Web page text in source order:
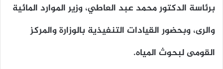
برئاسة الدكتور محمد عبد العاطي، وزير الموارد المائية
والرى، وبحضور القيادات التنفيذية بالوزارة والمركز
القومى لبحوث المياه.